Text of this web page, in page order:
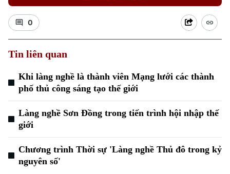
Xu hướng
0
Tin liên quan
Khi làng nghề là thành viên Mạng lưới các thành
phố thủ công sáng tạo thế giới
Làng nghề Sơn Đồng trong tiến trình hội nhập thế
giới
Chương trình Thời sự 'Làng nghề Thủ đô trong kỷ
nguyên số'